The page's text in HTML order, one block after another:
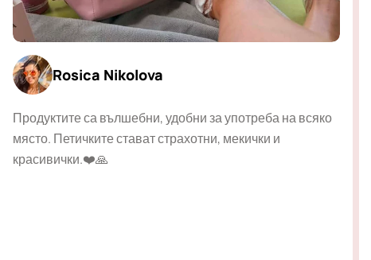
Rosica Nikolova
Продуктите са вълшебни, удобни за употреба на всяко
място. Петичките стават страхотни, мекички и
красивички.❤️🙏